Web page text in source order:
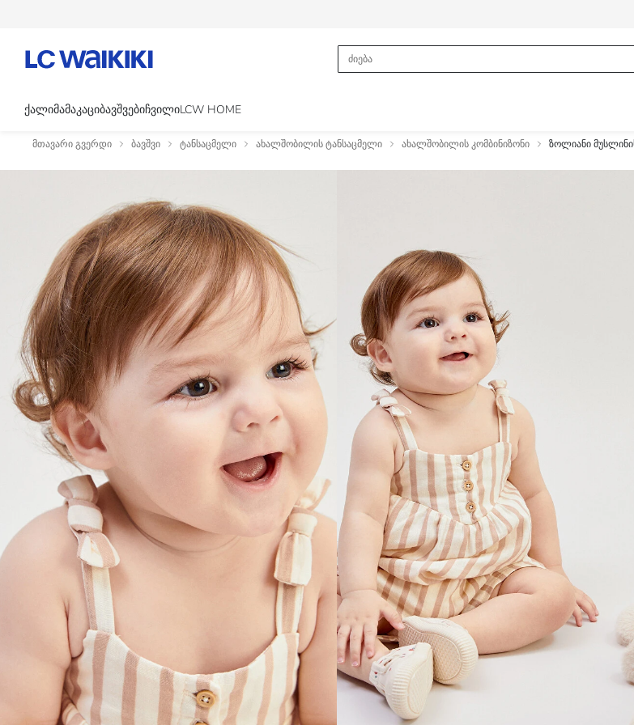
ᲥᲐᲚᲘᲛᲐᲛᲐᲙᲐᲪᲘᲑᲐᲕᲨᲕᲔᲑᲘᲩᲕᲘᲚᲘLCW HOME
მთავარი გვერდი ბავშვი ტანსაცმელი ახალშობილის ტანსაცმელი ახალშობილის კომბინიზონი ზოლიანი